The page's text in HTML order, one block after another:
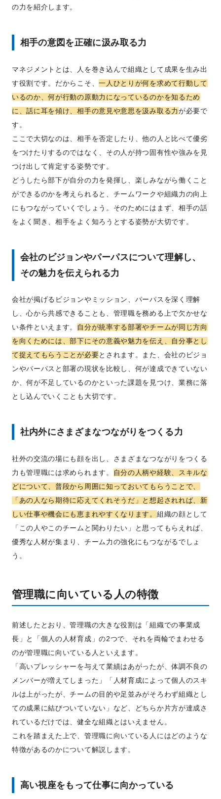
の力を紹介します。
相手の意図を正確に汲み取る力
マネジメントとは、人を巻き込んで組織として成果を生み出
す役割です。だからこそ、一人ひとりが何を求めて行動して
いるのか、何が行動の原動力になっているのかを知るため
に、話に耳を傾け、相手の意見や意思を汲み取る力が必要で
す。
ここで大切なのは、相手を否定したり、他の人と比べて優劣
をつけたりするのではなく、その人が持つ固有性や強みを見
つけ出して肯定する姿勢です。
どうしたら部下が自分の力を発揮し、楽しみながら働くこと
ができるのかを考えられると、チームワークや組織力の向上
にもつながっていくでしょう。そのためにはまず、相手の話
をよく聞き、相手をよく知ろうとする姿勢が大切です。
会社のビジョンやパーパスについて理解し、
その魅力を伝えられる力
会社が掲げるビジョンやミッション、パーパスを深く理解
し、心から共感できることも、管理職を務める上で欠かせな
い条件といえます。
自分が統率する部署やチームが同じ方向
を向くためには、部下にその意義や魅力を伝え、自分事とし
て捉えてもらうことが必要とされます。また、会社のビジョ
ンやパーパスと部署の現状を比較し、何が達成できていない
か、何が不足しているのかといった課題を見つけ、業務に落
とし込んでいくことも大切です。
社内外にさまざまなつながりをつくる力
社外の交流の場にも顔を出し、さまざまなつながりをつくる
力も管理職には求められます。
自分の人柄や経験、スキルな
どについて、普段から周囲に知っておいてもらうことで、
「あの人なら期待に応えてくれそうだ」と想起されれば、新
しい仕事や機会にも恵まれやすくなります。 組織の顔として
「この人やこのチームと関わりたい」と思ってもらえれば、
優秀な人材が集まり、チーム力の強化にもつながるでしょ
う。
管理職に向いている人の特徴
前述したとおり、管理職の大きな役割は「組織での事業成
長」と「個人の人材育成」の2つで、それを両輪でまわせる
のが管理職に向いている人といえます。
「高いプレッシャーを与えて業績はあがったが、体調不良の
メンバーが増えてしまった」「人材育成によって個人のスキ
ルは上がったが、チームの目的や足並みがそろわず組織とし
ての成果に結びついていない」など、どちらか片方が達成さ
れているだけでは、健全な組織とはいえません。
これを踏まえた上で、管理職に向いている人にはどのような
特徴があるのかについて解説します。
高い視座をもって仕事に向かっている